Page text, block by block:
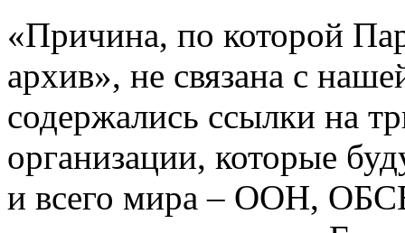
«Причина, по которой
архив», не связана с
содержались ссылки на
организации, которые
и всего мира – ООН,